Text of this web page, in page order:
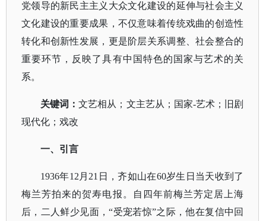
党领导的新民主主义大众文化建设的延伸与社会主义
文化建设的重要成果，不仅意味着传统戏曲的创造性
转化和创新性发展，更是阶层关系调整、社会整合的
重要环节，反映了具有中国特色的国家与艺术的关
系。
关键词：文艺相从；文主艺从；国家-艺术；旧剧
现代化；戏改
一、引言
1936年12月21日，齐如山在60岁生日当天收到了
梅兰芳拍来的贺寿电报。自四年前梅兰芳定居上海
后，二人鲜少见面，“受宠若惊”之际，他在复信中回